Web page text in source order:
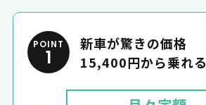
POINT
1
新車が驚きの価格
15,400円から乗れる